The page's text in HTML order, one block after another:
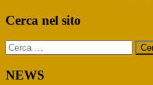
Primary
Cerca nel sito
Ricerca
per:
NEWS